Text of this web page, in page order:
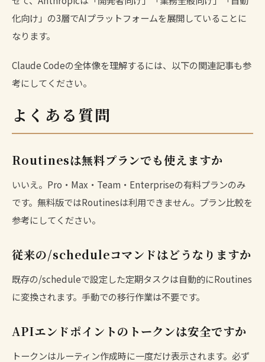
化向け」の3層でAIプラットフォームを展開していることに
なります。
Claude Codeの全体像を理解するには、以下の関連記事も参
考にしてください。
よくある質問
Routinesは無料プランでも使えますか
いいえ。Pro・Max・Team・Enterpriseの有料プランのみ
です。 無料版ではRoutinesは利用できません。 プラン比較を
参考にしてください。
従来の/scheduleコマンドはどうなりますか
既存の/scheduleで設定した定期タスクは自動的にRoutines
に変換されます。手動での移行作業は不要です。
APIエンドポイントのトークンは安全ですか
トークンはルーティン作成時に一度だけ表示されます。必ず